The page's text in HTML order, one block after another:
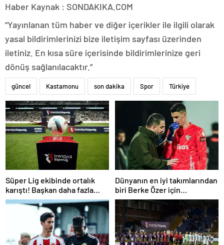
Haber Kaynak : SONDAKIKA.COM
“Yayınlanan tüm haber ve diğer içerikler ile ilgili olarak
yasal bildirimlerinizi bize iletişim sayfası üzerinden
iletiniz. En kısa süre içerisinde bildirimlerinize geri
dönüş sağlanılacaktır.”
güncel Kastamonu son dakika Spor Türkiye
Süper Lig ekibinde ortalık
karıştı! Başkan daha fazla
dayanamadı
Dünyanın en iyi takımlarından
biri Berke Özer için
İstanbul’da